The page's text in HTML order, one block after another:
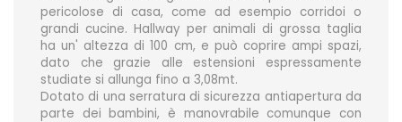
pericolose di casa, come ad esempio corridoi o
grandi cucine. Hallway per animali di grossa taglia
ha un' altezza di 100 cm, e può coprire ampi spazi,
dato che grazie alle estensioni espressamente
studiate si allunga fino a 3,08mt.
Dotato di una serratura di sicurezza antiapertura da
parte dei bambini, è manovrabile comunque con